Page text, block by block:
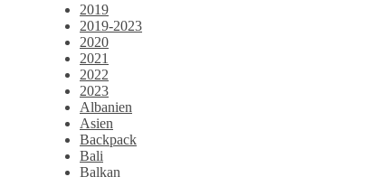
2019
2019-2023
2020
2021
2022
2023
Albanien
Asien
Backpack
Bali
Balkan